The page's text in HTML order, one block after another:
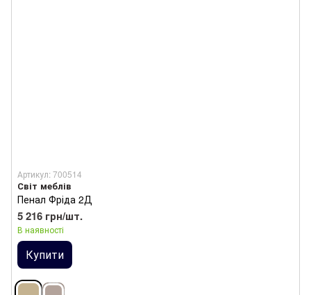
Артикул: 700514
Світ меблів
Пенал Фріда 2Д
5 216 грн/шт.
В наявності
Купити